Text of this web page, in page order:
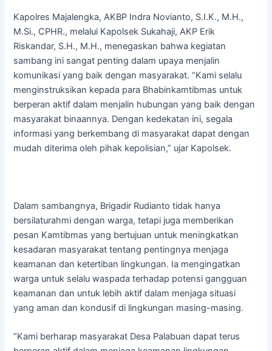
Kapolres Majalengka, AKBP Indra Novianto, S.I.K., M.H.,
M.Si., CPHR., melalui Kapolsek Sukahaji, AKP Erik
Riskandar, S.H., M.H., menegaskan bahwa kegiatan
sambang ini sangat penting dalam upaya menjalin
komunikasi yang baik dengan masyarakat. “Kami selalu
menginstruksikan kepada para Bhabinkamtibmas untuk
berperan aktif dalam menjalin hubungan yang baik dengan
masyarakat binaannya. Dengan kedekatan ini, segala
informasi yang berkembang di masyarakat dapat dengan
mudah diterima oleh pihak kepolisian,” ujar Kapolsek.
Dalam sambangnya, Brigadir Rudianto tidak hanya
bersilaturahmi dengan warga, tetapi juga memberikan
pesan Kamtibmas yang bertujuan untuk meningkatkan
kesadaran masyarakat tentang pentingnya menjaga
keamanan dan ketertiban lingkungan. Ia mengingatkan
warga untuk selalu waspada terhadap potensi gangguan
keamanan dan untuk lebih aktif dalam menjaga situasi
yang aman dan kondusif di lingkungan masing-masing.
“Kami berharap masyarakat Desa Palabuan dapat terus